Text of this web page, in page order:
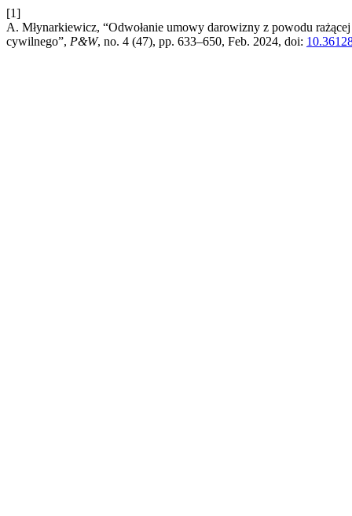
[1]
A. Młynarkiewicz, “Odwołanie umowy darowizny z powodu
cywilnego”, P&W, no. 4 (47), pp. 633–650, Feb. 2024, doi: